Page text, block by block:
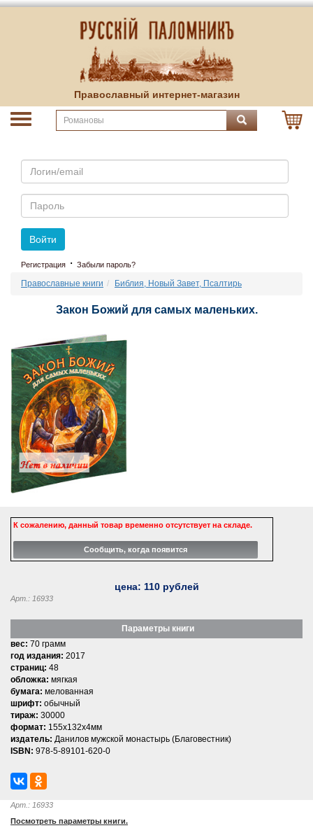
Православный интернет-магазин
Email
Пароль
Войти
Регистрация · Забыли пароль?
Православные книги Библия, Новый Завет, Псалтирь
Закон Божий для самых маленьких.
К сожалению, данный товар временно отсутствует на складе.
цена: 110рублей
Арт.: 16933
Параметры книги
вес: 70 грамм
год издания: 2017
страниц: 48
обложка: мягкая
бумага: мелованная
шрифт: обычный
тираж: 30000
формат: 155x132x4мм
издатель: Данилов мужской монастырь (Благовестник)
ISBN: 978-5-89101-620-0
Арт.: 16933
Посмотреть параметры книги.